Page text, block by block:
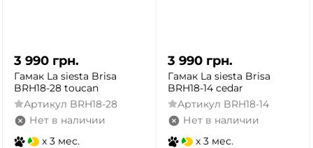
3 990 грн.
Гамак La siesta Brisa
BRH18-28 toucan
Артикул BRH18-28
Нет в наличии
x 3 мес.
3 990 грн.
Гамак La siesta Brisa
BRH18-14 cedar
Артикул BRH18-14
Нет в наличии
x 3 мес.